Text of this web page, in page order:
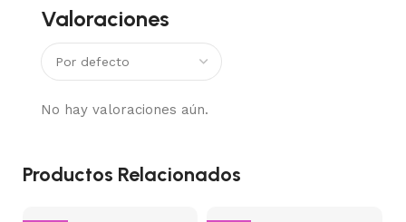
Valoraciones
No hay valoraciones aún.
Productos Relacionados